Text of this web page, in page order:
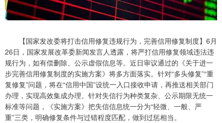
【国家发改委将打击信用修复违规行为，完善信用修复制度】6月
26日，国家发展改革委新闻发言人透露，将严打信用修复领域违法违
规行为，如有偿删除、公示虚假信息等。近日审议通过的《关于进一
步完善信用修复制度的实施方案》将多方面落实。针对“多头修复”“重
复修复”问题，将在“信用中国”设统一入口接收申请，再推送相关部门
办理，实现高效集成办理。针对失信行为种类复杂、公示期限无统一
标准等问题，《实施方案》把失信信息统一分为“轻微、一般、严
重”三类，明确修复条件与过错程度匹配，做到过惩相当。